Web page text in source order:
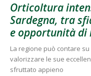
Orticoltura
Sardegna, tra
e opportunità di
La regione può contare
valorizzare le sue
sfruttato appieno